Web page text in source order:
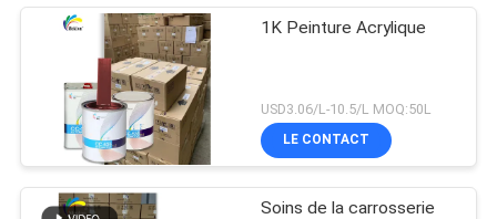
1K Peinture Acrylique
USD3.06/L-10.5/L MOQ:50L
LE CONTACT
Soins de la carrosserie